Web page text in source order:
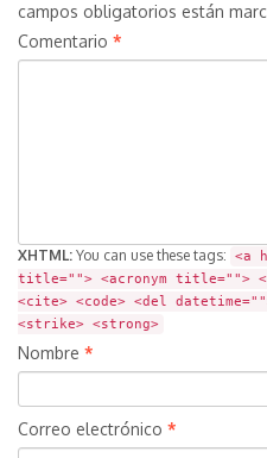
campos obligatorios están
Comentario *
XHTML: You can use these tags:
<a
title=""> <acronym title="">
<cite> <code> <del
<strike> <strong>
Nombre *
Correo electrónico *